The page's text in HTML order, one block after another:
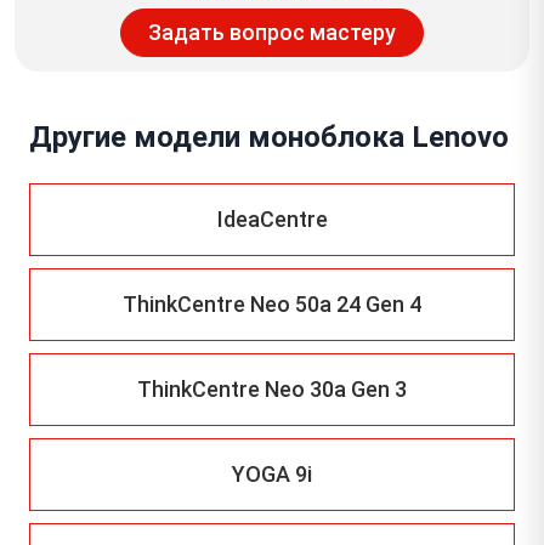
Задать вопрос мастеру
Другие модели моноблока Lenovo
IdeaCentre
ThinkCentre Neo 50a 24 Gen 4
ThinkCentre Neo 30a Gen 3
YOGA 9i